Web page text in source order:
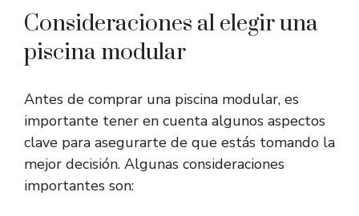
Consideraciones al elegir una
piscina modular
Antes de comprar una piscina modular, es
importante tener en cuenta algunos aspectos
clave para asegurarte de que estás tomando la
mejor decisión. Algunas consideraciones
importantes son: